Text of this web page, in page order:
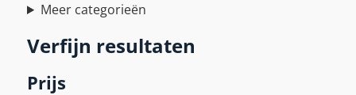
Meer categorieën
Verfijn resultaten
Prijs